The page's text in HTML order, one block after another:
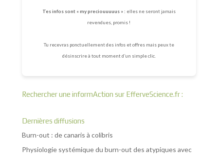
Tes infos sont « my preciouuuuus » : elles ne seront jamais
revendues, promis !
Tu recevras ponctuellement des infos et offres mais peux te
désinscrire à tout moment d’un simple clic.
Rechercher une informAction sur EfferveScience.fr :
Dernières diffusions
Burn-out : de canaris à colibris
Physiologie systémique du burn-out des atypiques avec